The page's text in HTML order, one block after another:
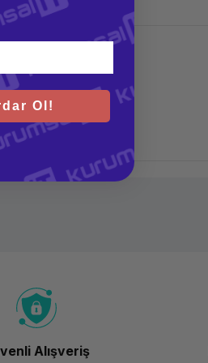
Alışveriş
Ol!